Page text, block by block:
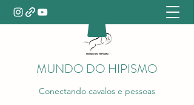
MUNDO DO HIPISMO
Conectando cavalos e pessoas